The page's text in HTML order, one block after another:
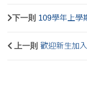
下一則 109學年上學
上一則 歡迎新生加